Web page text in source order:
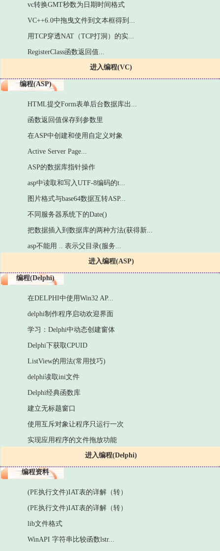
进入编程(VC)
vc转换GMT秒数为日期时间格式
VC++6.0中拖曳文件到文本框得到...
用TCP穿透NAT（TCP打洞）的实...
RegisterClass函数返回值...
编程(ASP)
进入编程(ASP)
HTML提交Form表单后台数据库出...
函数返回值保存到参数里
在ASP中创建和使用自定义对象
Active Server Page...
ASP的数据库指针操作
asp中读取和写入UTF-8编码的t...
图片格式与base64数据互转ASP...
不同服务器系统下的Date()
把数据插入到数据库的两种方法(获得新...
asp不能用 .. 表示父目录(服务...
编程(Delphi)
进入编程(Delphi)
在DELPHI中使用Win32 AP...
delphi制作程序启动欢迎界面
学习：Delphi中动态创建窗体
Delphi下获取CPUID
ListView的用法(常用技巧)
delphi读取ini文件
Delphi经典函数库
建立无标题窗口
使用互斥对象让程序只运行一次
实现应用程序的文件拖放功能
编程资料
(PE执行文件)IAT表的详解（转）
(PE执行文件)IAT表的详解（转）
lib文件格式
WinAPI 字符串比较函数lstr...